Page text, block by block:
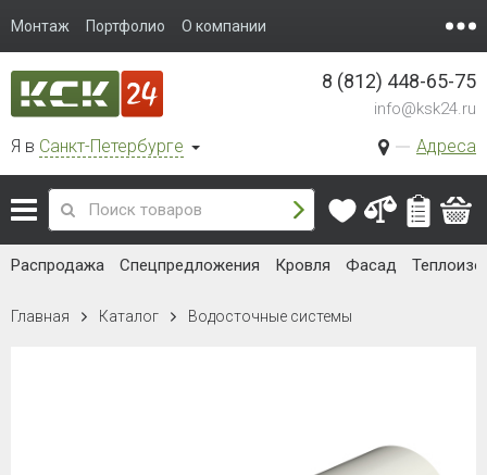
Монтаж Портфолио О компании
Я в Санкт-Петербурге Адреса
8 (812) 448-65-75
info@ksk24.ru
Распродажа Спецпредложения Кровля Фасад
Главная Каталог Водосточные системы